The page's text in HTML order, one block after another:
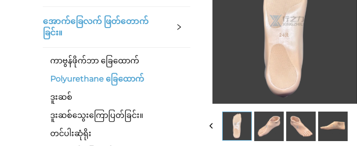
အောက်ခြေလက် ဖြတ်တောက်
ခြင်း။
ကာဗွန်ဖိုက်ဘာ ခြေထောက်
Polyurethane ခြေထောက်
ဒူးဆစ်
ဒူးဆစ်သွေးကြောပြတ်ခြင်း။
တင်ပါးဆုံရိုး